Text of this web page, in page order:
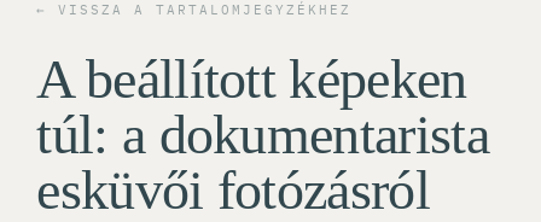
← VISSZA A TARTALOMJEGYZÉKHEZ
A beállított képeken
túl: a dokumentarista
esküvői fotózásról